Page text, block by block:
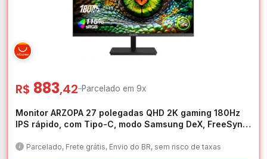
R$ 883,42–Parcelado em 9x
Monitor ARZOPA 27 polegadas QHD 2K gaming 180Hz
IPS rápido, com Tipo-C, modo Samsung DeX, FreeSync
Parcelado, Frete grátis, Envio do BR, sem risco de taxas